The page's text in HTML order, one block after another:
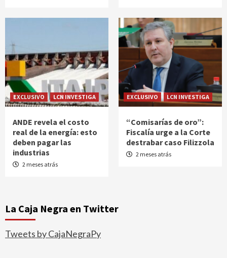
EXCLUSIVO LCN INVESTIGA
ANDE revela el costo
real de la energía: esto
deben pagar las
industrias
2 meses atrás
EXCLUSIVO LCN INVESTIGA
“Comisarías de oro”:
Fiscalía urge a la Corte
destrabar caso Filizzola
2 meses atrás
La Caja Negra en Twitter
Tweets by CajaNegraPy